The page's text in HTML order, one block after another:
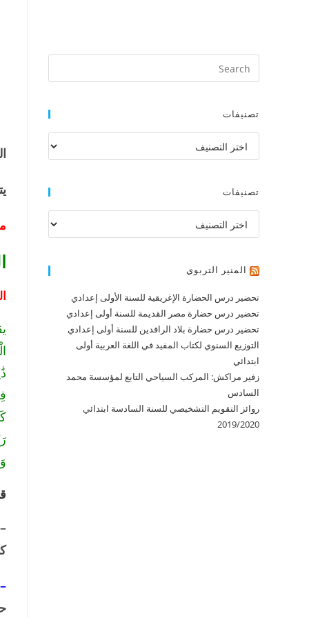
–
تصنيفات
تصنيفات
تصنيفات
تصنيفات
المنير التربوي
تحضير درس الحضارة الإغريقية للسنة الأولى إعدادي
تحضير درس حضارة مصر القديمة للسنة أولى إعدادي
تحضير درس حضارة بلاد الرافدين للسنة أولى إعدادي
التوزيع السنوي لكتاب المفيد في اللغة العربية أولى
ابتدائي
زفير مراكش: المركب السياحي التابع لمؤسسة محمد
السادس
روائز التقويم التشخيصي للسنة السادسة ابتدائي
2019/2020